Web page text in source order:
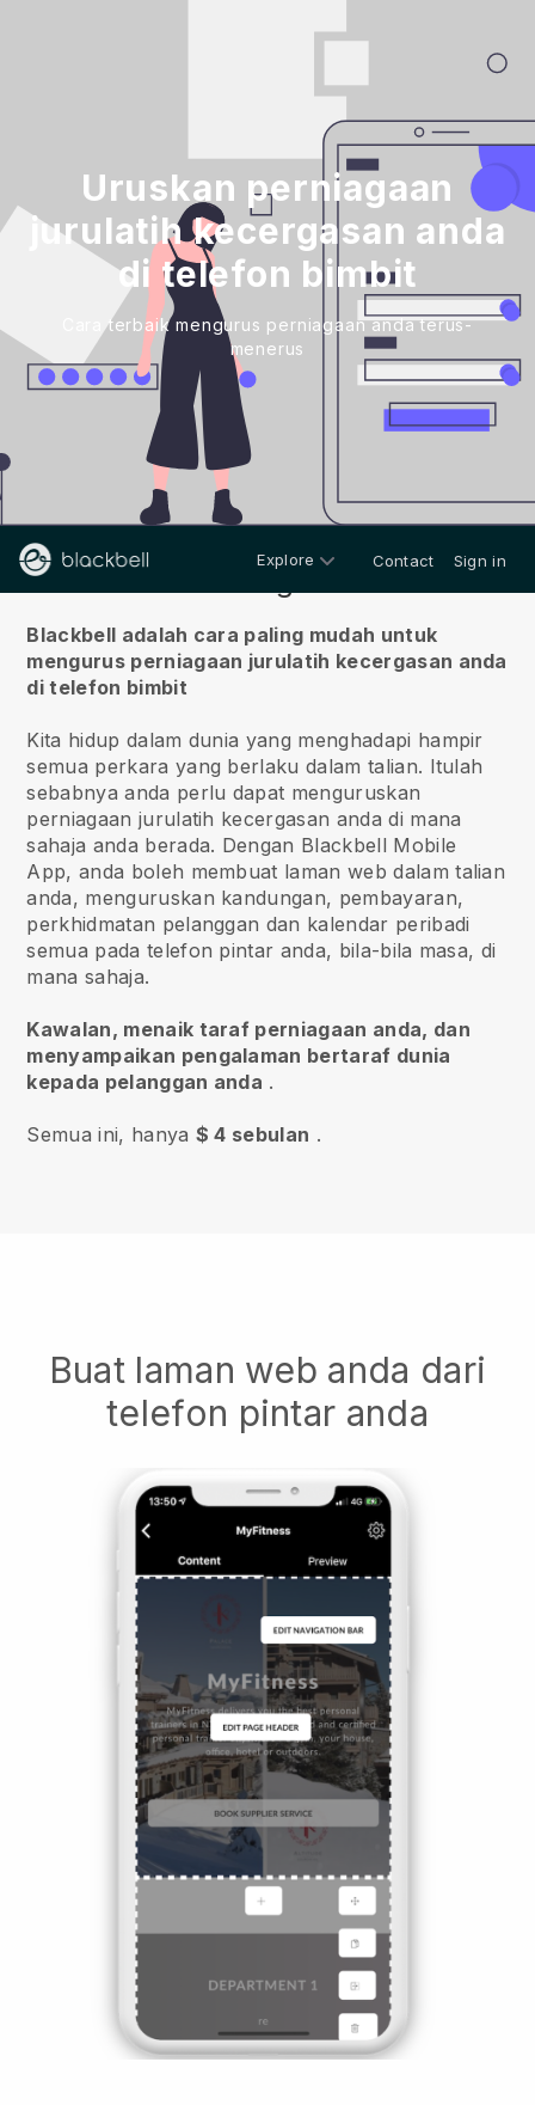
Uruskan perniagaan
jurulatih kecergasan anda
di telefon bimbit
Cara terbaik mengurus perniagaan anda terus-
menerus
Explore Contact Sign in
Blackbell adalah cara paling mudah untuk
mengurus perniagaan jurulatih kecergasan anda
di telefon bimbit
Kita hidup dalam dunia yang menghadapi hampir
semua perkara yang berlaku dalam talian. Itulah
sebabnya anda perlu dapat menguruskan
perniagaan jurulatih kecergasan anda di mana
sahaja anda berada. Dengan Blackbell Mobile
App, anda boleh membuat laman web dalam talian
anda, menguruskan kandungan, pembayaran,
perkhidmatan pelanggan dan kalendar peribadi
semua pada telefon pintar anda, bila-bila masa, di
mana sahaja.
Kawalan, menaik taraf perniagaan anda, dan
menyampaikan pengalaman bertaraf dunia
kepada pelanggan anda .
Semua ini, hanya $ 4 sebulan .
Buat laman web anda dari
telefon pintar anda